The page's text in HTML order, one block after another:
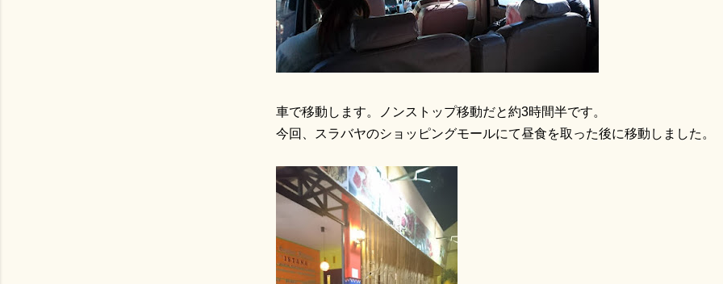
車で移動します。ノンストップ移動だと約3時間半です。
今回、スラバヤのショッピングモールにて昼食を取った後に移動しました。